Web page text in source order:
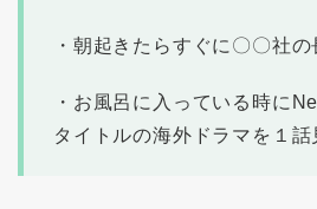
・朝起きたらすぐに〇〇社
・お風呂に入っている時に
タイトルの海外ドラマを１話